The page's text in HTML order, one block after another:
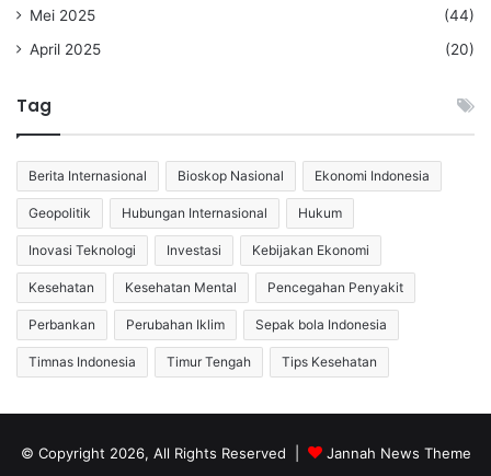
Mei 2025
(44)
April 2025
(20)
Tag
Berita Internasional Bioskop Nasional Ekonomi Indonesia
Geopolitik Hubungan Internasional Hukum
Inovasi Teknologi Investasi Kebijakan Ekonomi
Kesehatan Kesehatan Mental Pencegahan Penyakit
Perbankan Perubahan Iklim Sepak bola Indonesia
Timnas Indonesia Timur Tengah Tips Kesehatan
© Copyright 2026, All Rights Reserved | Jannah News Theme